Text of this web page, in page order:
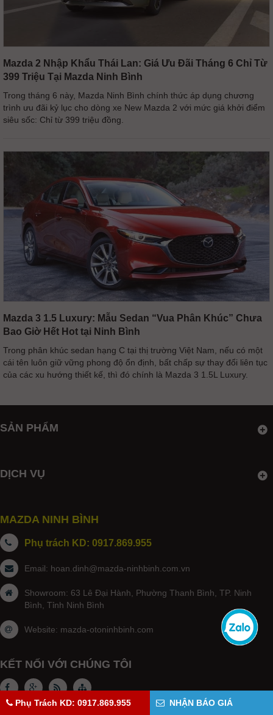
Mazda 2 Nhập Khẩu Thái Lan: Giá Ưu Đãi Tháng 6 Chỉ Từ
399 Triệu Tại Mazda Ninh Bình
Trong tháng 6 này, Mazda Ninh Bình chính thức áp dụng chương
trình ưu đãi kỷ lục cho dòng xe New Mazda 2 với mức giá khởi điểm
siêu sốc: Chỉ từ 399 triệu đồng.
Mazda 3 1.5 Luxury: Mẫu Sedan “Vua Phân Khúc” Chưa
Bao Giờ Hết Hot tại Ninh Bình
Trong phân khúc sedan hạng C tại thị trường Việt Nam, nếu có một
cái tên luôn giữ vững phong độ ổn định, bất chấp sự thay đổi liên tục
của các xu hướng thiết kế, thì đó chính là Mazda 3 1.5L Luxury.
SẢN PHẨM
DỊCH VỤ
MAZDA NINH BÌNH
Phụ trách KD: 0917.869.955
Email: hoan.dinh@mazda-ninhbinh.com.vn
Showroom: 63 Lê Đại Hành, Phường Thanh Bình, TP. Ninh
Bình, Tỉnh Ninh Bình
Website: mazda-otoninhbinh.com
KẾT NỐI VỚI CHÚNG TÔI
Phụ Trách KD: 0917.869.955 NHẬN BÁO GIÁ